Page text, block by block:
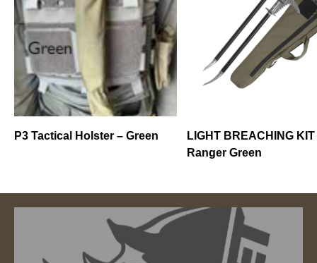
LIGHT BREACHING KIT –
CAR RAKE POCKET